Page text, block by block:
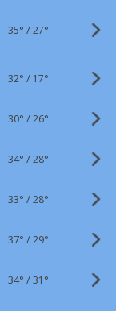
35° /27°
32° / 17°
30° /26°
34° /28°
33° /28°
37° /29°
34° /31°